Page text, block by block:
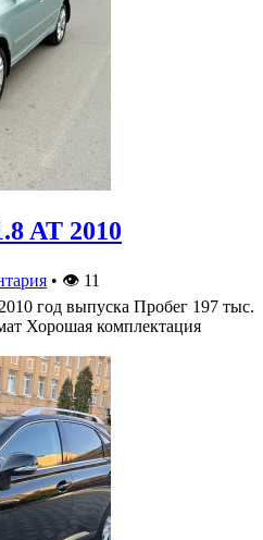
AT 2010
• 👁 11
год выпуска Пробег 197 тыс.
Хорошая комплектация